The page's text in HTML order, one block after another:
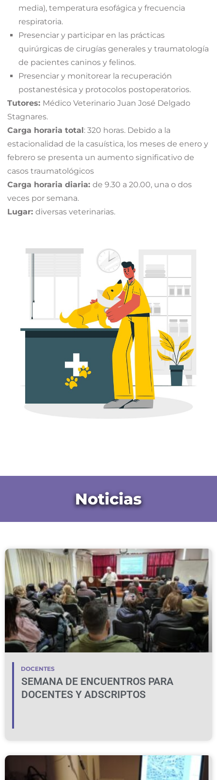
media), temperatura esofágica y frecuencia
respiratoria.
Presenciar y participar en las prácticas
quirúrgicas de cirugías generales y traumatología
de pacientes caninos y felinos.
Presenciar y monitorear la recuperación
postanestésica y protocolos postoperatorios.
Tutores: Médico Veterinario Juan José Delgado
Stagnares.
Carga horaria total : 320 horas. Debido a la
estacionalidad de la casuística, los meses de enero y
febrero se presenta un aumento significativo de
casos traumatológicos
Carga horaria diaria: de 9.30 a 20.00, una o dos
veces por semana.
Lugar: diversas veterinarias.
Noticias
DOCENTES
SEMANA DE ENCUENTROS PARA
DOCENTES Y ADSCRIPTOS